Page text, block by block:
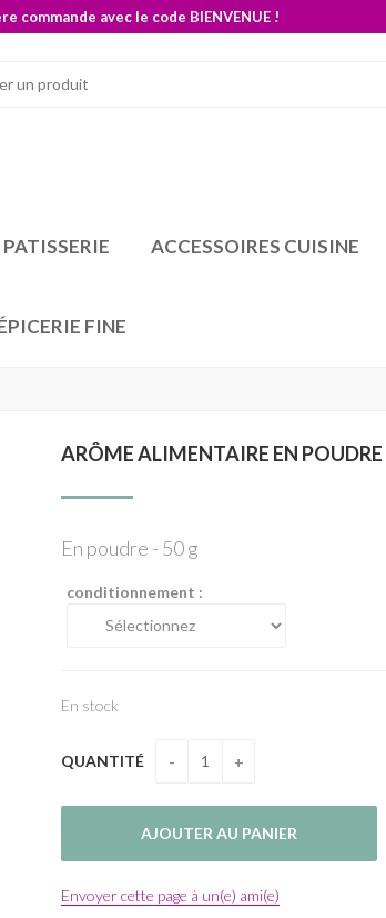
commande avec le code BIENVENUE !
ACCESSOIRES CUISINE
FINE
ARÔME ALIMENTAIRE EN
En poudre - 50 g
conditionnement :
En stock
QUANTITÉ
Envoyer cette page à un(e) ami(e)